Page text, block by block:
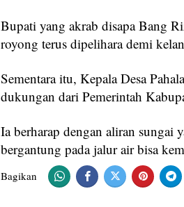
Bupati yang akrab disapa Bang
royong terus dipelihara demi
Sementara itu, Kepala Desa
dukungan dari Pemerintah
Ia berharap dengan aliran sungai
bergantung pada jalur air bisa
Bagikan